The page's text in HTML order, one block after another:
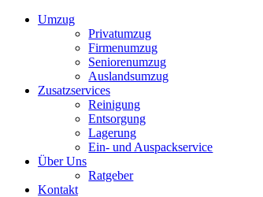
Umzug
Privatumzug
Firmenumzug
Seniorenumzug
Auslandsumzug
Zusatzservices
Reinigung
Entsorgung
Lagerung
Ein- und Auspackservice
Über Uns
Ratgeber
Kontakt